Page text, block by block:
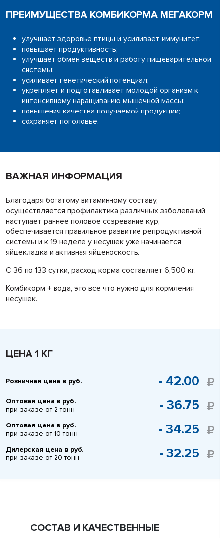
ПРЕИМУЩЕСТВА КОМБИКОРМА МЕГАКОРМ
улучшает здоровье птицы и усиливает иммунитет;
повышает продуктивность;
улучшает обмен веществ и работу пищеварительной
системы;
усиливает генетический потенциал;
укрепляет и подготавливает молодой организм к
интенсивному наращиванию мышечной массы;
повышения качества получаемой продукции;
сохраняет поголовье.
ВАЖНАЯ ИНФОРМАЦИЯ
Благодаря богатому витаминному составу,
осуществляется профилактика различных заболеваний,
наступает раннее половое созревание кур,
обеспечивается правильное развитие репродуктивной
системы и к 19 неделе у несушек уже начинается
яйцекладка и активная яйценоскость.
С 36 по 133 сутки, расход корма составляет 6,500 кг.
Комбикорм + вода, это все что нужно для кормления
несушек.
ЦЕНА 1 КГ
Розничная цена в руб. - 42.00
Оптовая цена в руб.
при заказе от 2 тонн
- 36.75
Оптовая цена в руб.
при заказе от 10 тонн
- 34.25
Дилерская цена в руб.
при заказе от 20 тонн
- 32.25
СОСТАВ И КАЧЕСТВЕННЫЕ